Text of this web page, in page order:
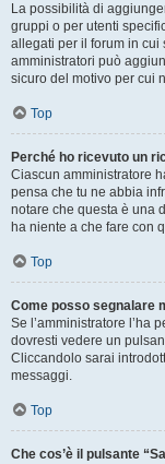
La possibilità di
gruppi o per utenti
allegati per il forum in cui
amministratori può
sicuro del motivo per cui
Top
Perché ho ricevuto un
Ciascun amministratore
pensa che tu ne abbia
notare che questa è una
ha niente a che fare con
Top
Come posso segnalare
Se l’amministratore l’ha
dovresti vedere un
Cliccandolo sarai
messaggi.
Top
Che cos’è il pulsante